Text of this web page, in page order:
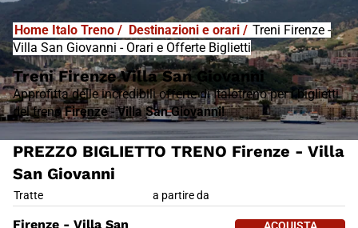
Home Italo Treno / Destinazioni e orari / Treni Firenze -
Villa San Giovanni - Orari e Offerte Biglietti
Treni Firenze Villa San Giovanni
Approfitta delle incredibili offerte di Italotreno per i biglietti
del trenoFirenze-Villa San Giovanni!
PREZZO BIGLIETTO TRENO Firenze - Villa
San Giovanni
PREZZO BIGLIETTO TRENO
Tratte a partire da
ACQUISTA
Firenze - Villa San